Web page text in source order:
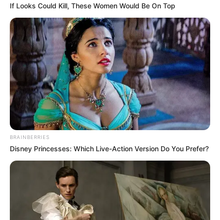
(foto: instagram/estellelinden)
FAQ
Siapa Estelle Linden
Dia adalah aktris, model, sutradara, produser, penulis naskah
kelahiran Yogyakarta.
Siapa nama asli Estelle Linden?
If Looks Could Kill, These Women Would Be On Top
BRAINBERRIES
Disney Princesses: Which Live-Action Version Do You Prefer?